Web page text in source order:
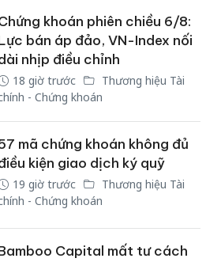
khoán phiên chiều 6/8:
bán áp đảo, VN-Index nối
nhịp điều chỉnh
18 giờ trước
Thương hiệu Tài
- Chứng khoán
mã chứng khoán không đủ
kiện giao dịch ký quỹ
19 giờ trước
Thương hiệu Tài
- Chứng khoán
Capital mất tư cách